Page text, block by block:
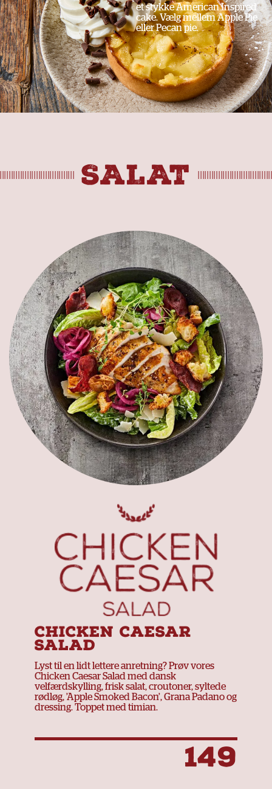
et stykke American Inspired
cake. Vælg mellem Apple Pie
eller Pecan pie.
SALAT
CHICKEN CAESAR
SALAD
Lyst til en lidt lettere anretning? Prøv vores
Chicken Caesar Salad med dansk
velfærdskylling, frisk salat, croutoner, syltede
rødløg, ’Apple Smoked Bacon’, Grana Padano og
dressing. Toppet med timian.
149